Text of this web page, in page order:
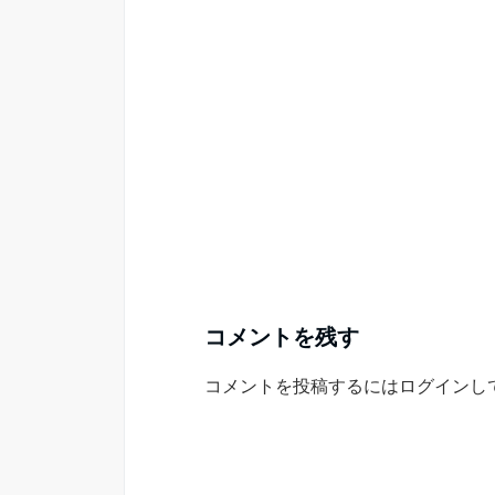
コメントを残す
コメントを投稿するには ログイン し